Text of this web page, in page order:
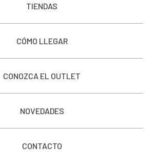
TIENDAS
CÓMO LLEGAR
CONOZCA EL OUTLET
NOVEDADES
CONTACTO